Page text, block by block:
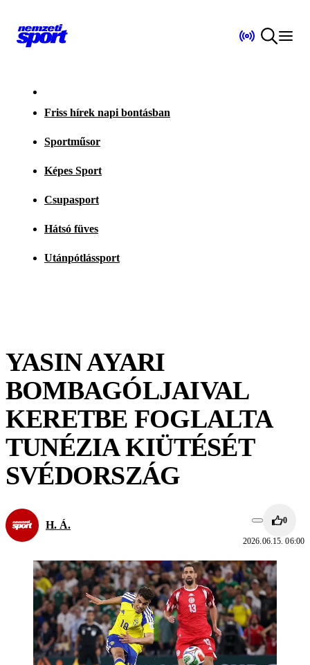
Friss hírek napi bontásban
Sportműsor
Képes Sport
Csupasport
Hátsó füves
Utánpótlássport
YASIN AYARI
BOMBAGÓLJAIVAL
KERETBE FOGLALTA
TUNÉZIA KIÜTÉSÉT
SVÉDORSZÁG
H. Á. 0
2026.06.15. 06:00